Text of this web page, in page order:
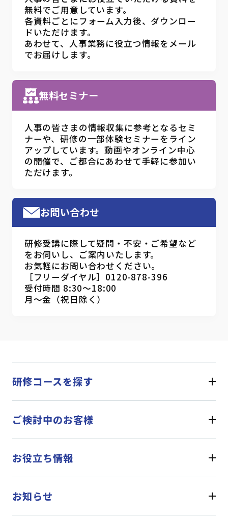
無料でご用意しています。
各資料ごとにフォーム入力後、ダウンロー
ドいただけます。
あわせて、人事業務に役立つ情報をメール
でお届けします。
無料セミナー
人事の皆さまの情報収集に参考となるセミ
ナーや、研修の一部体験セミナーをライン
アップしています。動画やオンライン中心
の開催で、ご都合にあわせて手軽に参加い
ただけます。
お問い合わせ
研修受講に際して疑問・不安・ご希望など
をお伺いし、ご案内いたします。
お気軽にお問い合わせください。
［フリーダイヤル］0120-878-396
受付時間 8:30～18:00
月～金（祝日除く）
研修コースを探す
ご検討中のお客様
お役立ち情報
お知らせ